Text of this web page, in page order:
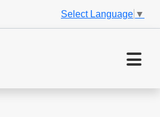
Select Language ▼